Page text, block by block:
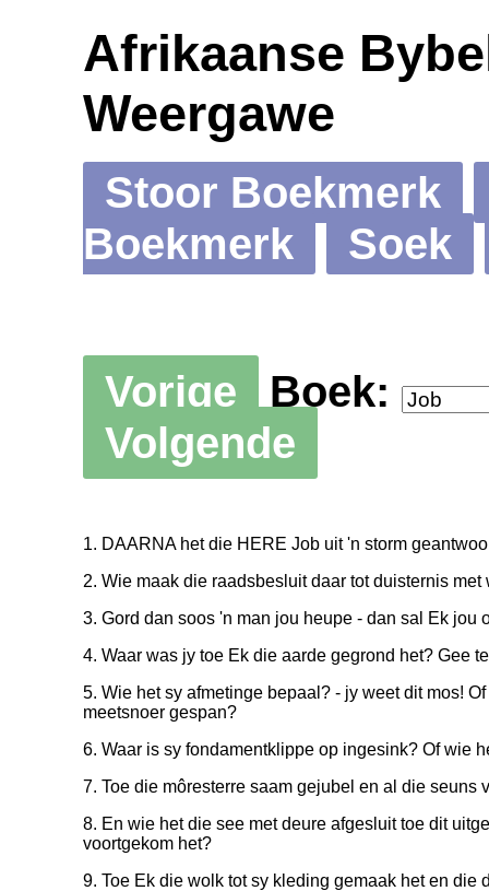
Afrikaanse
Weergawe
Stoor Boekmerk
Boekmerk
Soek
Vorige
Boek:
Volgende
1. DAARNA het die HERE Job uit 'n storm
2. Wie maak die raadsbesluit daar tot duisternis
3. Gord dan soos 'n man jou heupe - dan sal Ek jou
4. Waar was jy toe Ek die aarde gegrond het? Gee
5. Wie het sy afmetinge bepaal? - jy weet dit mos!
meetsnoer gespan?
6. Waar is sy fondamentklippe op ingesink? Of wie
7. Toe die môresterre saam gejubel en al die seuns
8. En wie het die see met deure afgesluit toe dit
voortgekom het?
9. Toe Ek die wolk tot sy kleding gemaak het en die